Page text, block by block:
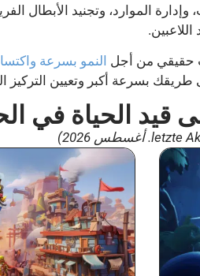
الموارد، وتجنيد الأبطال
حقيقي من أجل النمو بسرعة
طريقك بسرعة أكبر وتعيين التركيز
قيد الحياة في